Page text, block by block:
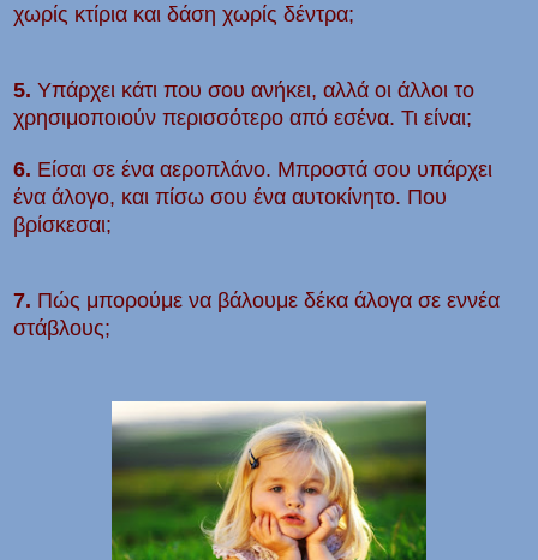
χωρίς κτίρια και δάση χωρίς δέντρα;
5. Υπάρχει κάτι που σου ανήκει, αλλά οι άλλοι το
χρησιμοποιούν περισσότερο από εσένα. Τι είναι;
6. Είσαι σε ένα αεροπλάνο. Μπροστά σου υπάρχει
ένα άλογο, και πίσω σου ένα αυτοκίνητο. Που
βρίσκεσαι;
7. Πώς μπορούμε να βάλουμε δέκα άλογα σε εννέα
στάβλους;